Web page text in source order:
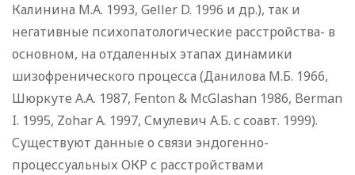
Калинина М.А. 1993, Geller D. 1996 и др.), так и
негативные психопатологические расстройства- в
основном, на отдаленных этапах динамики
шизофренического процесса (Данилова М.Б. 1966,
Шюркуте А.А. 1987, Fenton & McGlashan 1986, Berman
I. 1995, Zohar A. 1997, Смулевич А.Б. с соавт. 1999).
Существуют данные о связи эндогенно-
процессуальных ОКР с расстройствами